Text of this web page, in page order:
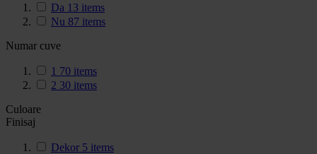
Da 13 items
Nu 87 items
Numar cuve
1 70 items
2 30 items
Culoare
Finisaj
Dekor 5 items